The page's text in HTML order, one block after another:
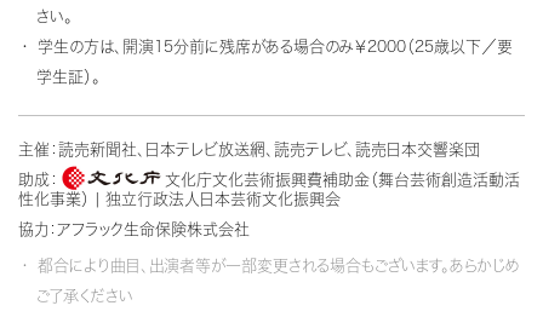
さい。
学生の方は、開演15分前に残席がある場合のみ￥2000（25歳以下／要
学生証）。
主催：読売新聞社、日本テレビ放送網、読売テレビ、読売日本交響楽団
助成：
文化庁文化芸術振興費補助金（舞台芸術創造活動活
性化事業） | 独立行政法人日本芸術文化振興会
協力：アフラック生命保険株式会社
都合により曲目、出演者等が一部変更される場合もございます。あらかじめ
ご了承ください